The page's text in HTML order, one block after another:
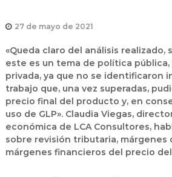
27 de mayo de 2021
«Queda claro del análisis realizado,
este es un tema de política pública,
privada, ya que no se identificaron
trabajo que, una vez superadas,
precio final del producto y, en
uso de GLP». Claudia Viegas,
económica de LCA Consultores,
sobre revisión tributaria, márgenes
márgenes financieros del precio del